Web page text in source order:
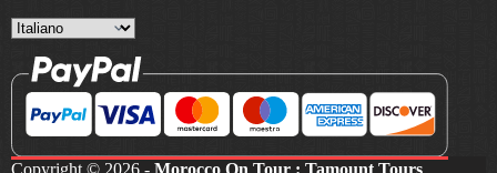
Choose
a
language
Copyright © 2026 - Morocco On Tour : Tamount Tours